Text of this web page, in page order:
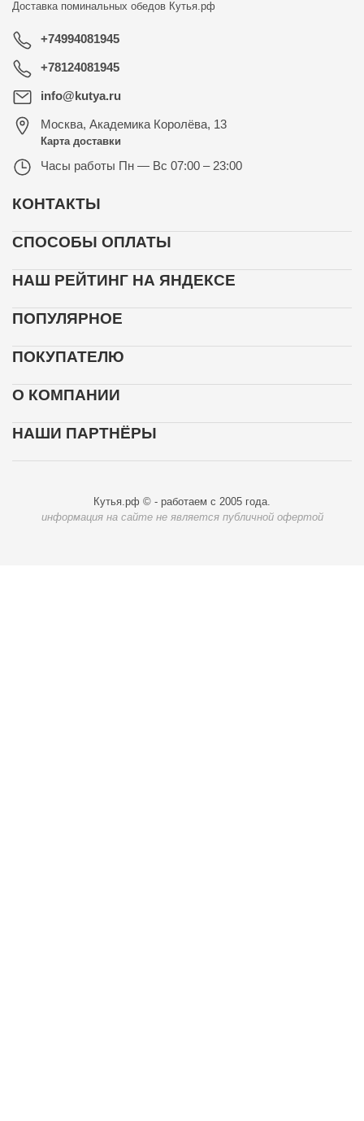
Доставка поминальных обедов Кутья.рф
+74994081945
+78124081945
info@kutya.ru
Москва, Академика Королёва, 13
Карта доставки
Часы работы Пн — Вс 07:00 – 23:00
КОНТАКТЫ
СПОСОБЫ ОПЛАТЫ
НАШ РЕЙТИНГ НА ЯНДЕКСЕ
ПОПУЛЯРНОЕ
ПОКУПАТЕЛЮ
О КОМПАНИИ
НАШИ ПАРТНЁРЫ
Кутья.рф © - работаем с 2005 года.
информация на сайте не является публичной офертой